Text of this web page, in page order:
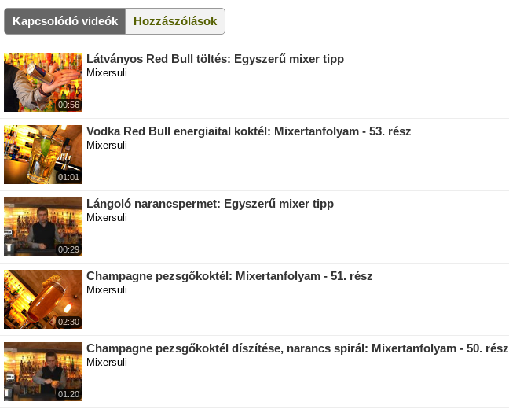
Kapcsolódó videók Hozzászólások
00:56
Látványos Red Bull töltés: Egyszerű mixer tipp
Mixersuli
01:01
Vodka Red Bull energiaital koktél: Mixertanfolyam - 53. rész
Mixersuli
00:29
Lángoló narancspermet: Egyszerű mixer tipp
Mixersuli
02:30
Champagne pezsgőkoktél: Mixertanfolyam - 51. rész
Mixersuli
01:20
Champagne pezsgőkoktél díszítése, narancs spirál: Mixertanfolyam - 50. rész
Mixersuli